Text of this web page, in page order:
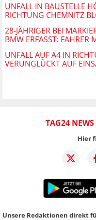
UNFALL IN BAUSTELLE
RICHTUNG CHEMNITZ
28-JÄHRIGER BEI
BMW ERFASST: FAHRER
UNFALL AUF A4 IN
VERUNGLÜCKT AUF
TAG24
Hier
Unsere Redaktionen direkt